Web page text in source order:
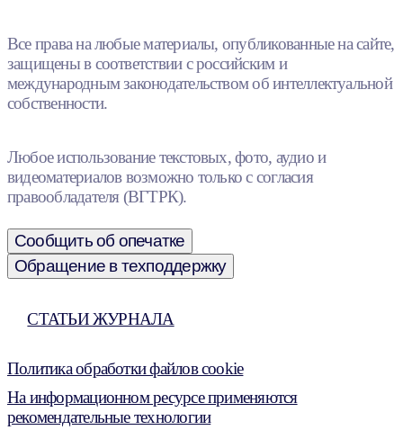
Все права на любые материалы, опубликованные на сайте,
защищены в соответствии с российским и
международным законодательством об интеллектуальной
собственности.
Любое использование текстовых, фото, аудио и
видеоматериалов возможно только с согласия
правообладателя (ВГТРК).
Сообщить об опечатке
Обращение в техподдержку
СТАТЬИ ЖУРНАЛА
Политика обработки файлов cookie
На информационном ресурсе применяются
рекомендательные технологии